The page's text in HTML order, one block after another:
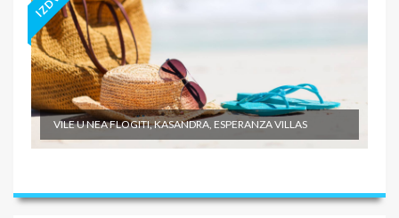
VILE U NEA FLOGITI, KASANDRA, ESPERANZA VILLAS